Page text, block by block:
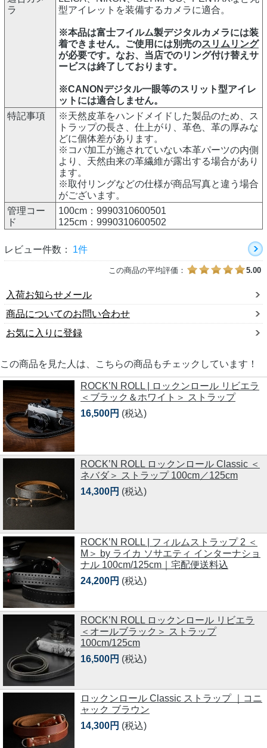
ラ
型アイレットを装備するカメラに適合。
※本品は富士フイルム製デジタルカメラには装
着できません。ご使用には別売のスリムリング
が必要です。なお、当店でのリング付け替えサ
ービスは終了しております。
※CANONデジタル一眼等のスリット型アイレ
ットには適合しません。
特記事項
※天然皮革をハンドメイドした製品のため、ス
トラップの長さ、仕上がり、革色、革の厚みな
どに個体差があります。
※コバ加工が施されていない本革パーツの内側
より、天然由来の革繊維が露出する場合があり
ます。
※取付リングなどの仕様が商品写真と違う場合
がございます。
管理コー
ド
100cm：9990310600501
125cm：9990310600502
レビュー件数： 1件
この商品の平均評価： 5.00
入荷お知らせメール
商品についてのお問い合わせ
お気に入りに登録
この商品を見た人は、こちらの商品もチェックしています！
ROCK’N ROLL | ロックンロール リビエラ
＜ブラック＆ホワイト＞ ストラップ
16,500円 (税込)
ROCK’N ROLL ロックンロール Classic ＜
ネバダ＞ ストラップ 100cm／125cm
14,300円 (税込)
ROCK’N ROLL | フィルムストラップ 2 ＜
M＞ by ライカ ソサエティ インターナショ
ナル 100cm/125cm｜宅配便送料込
24,200円 (税込)
ROCK’N ROLL ロックンロール リビエラ
＜オールブラック＞ ストラップ
100cm/125cm
16,500円 (税込)
ロックンロール Classic ストラップ ｜コニ
ャック ブラウン
14,300円 (税込)